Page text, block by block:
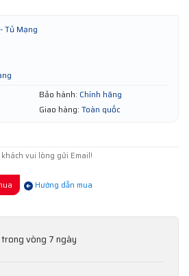
Tủ Mạng
Bảo hành: Chính hãng
Giao hàng: Toàn quốc
vui lòng gửi Email!
Hướng dẫn mua
vòng 7 ngày